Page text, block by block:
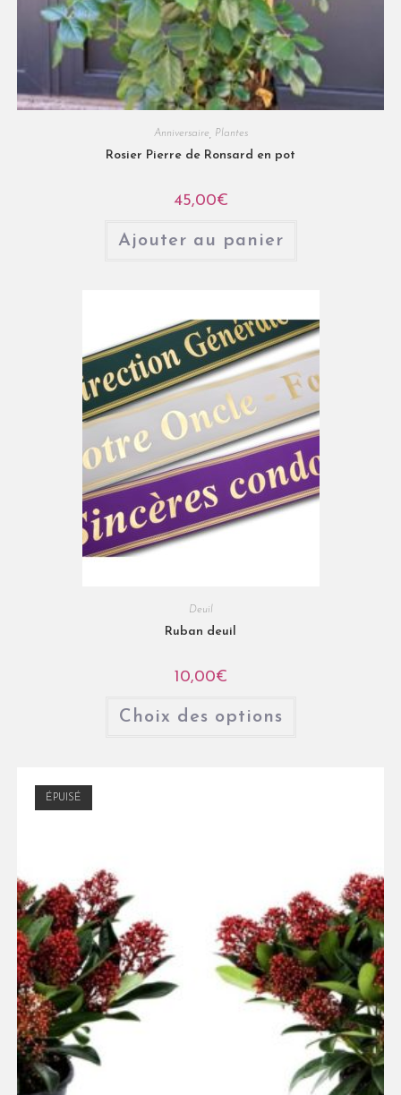
Anniversaire, Plantes
Rosier Pierre de Ronsard en pot
45,00€
Ajouter au panier
Deuil
Ruban deuil
10,00€
Choix des options
ÉPUISÉ